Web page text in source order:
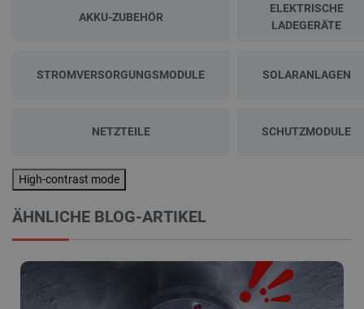
AKKU-ZUBEHÖR
ELEKTRISCHE
LADEGERÄTE
STROMVERSORGUNGSMODULE SOLARANLAGEN
NETZTEILE SCHUTZMODULE
High-contrast mode
ÄHNLICHE BLOG-ARTIKEL